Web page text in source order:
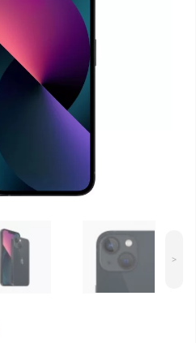
>